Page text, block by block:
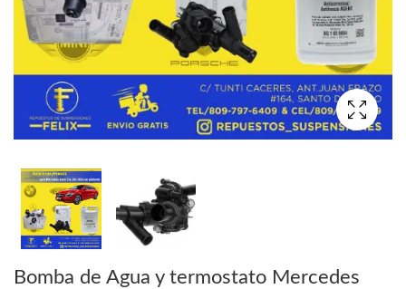
Bomba de Agua y termostato Mercedes